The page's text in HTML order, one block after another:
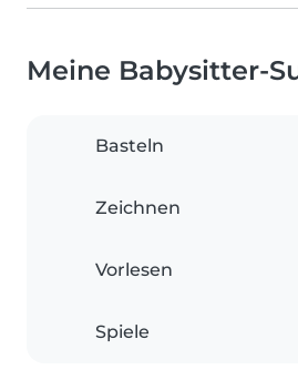
Meine Babysitter-
Basteln
Zeichnen
Vorlesen
Spiele